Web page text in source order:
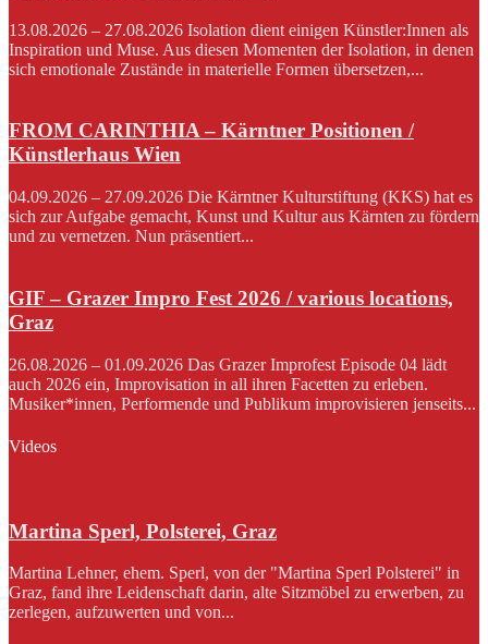
13.08.2026 – 27.08.2026 Isolation dient einigen Künstler:Innen als
Inspiration und Muse. Aus diesen Momenten der Isolation, in denen
sich emotionale Zustände in materielle Formen übersetzen,...
FROM CARINTHIA – Kärntner Positionen /
Künstlerhaus Wien
04.09.2026 – 27.09.2026 Die Kärntner Kulturstiftung (KKS) hat es
sich zur Aufgabe gemacht, Kunst und Kultur aus Kärnten zu fördern
und zu vernetzen. Nun präsentiert...
GIF – Grazer Impro Fest 2026 / various locations,
Graz
26.08.2026 – 01.09.2026 Das Grazer Improfest Episode 04 lädt
auch 2026 ein, Improvisation in all ihren Facetten zu erleben.
Musiker*innen, Performende und Publikum improvisieren jenseits...
Videos
Martina Sperl, Polsterei, Graz
Martina Lehner, ehem. Sperl, von der "Martina Sperl Polsterei" in
Graz, fand ihre Leidenschaft darin, alte Sitzmöbel zu erwerben, zu
zerlegen, aufzuwerten und von...